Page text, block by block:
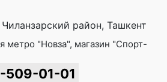
район, Ташкент
метро "Новза", магазин "Спорт-
01-01